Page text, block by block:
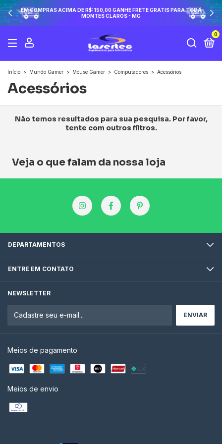
EM COMPRAS ACIMA DE R$: 150,00 GANHE FRETE GRATIS PARA TODA
MONTES CLAROS - MG
0
Início > Mundo Gamer > Mouse Gamer > Computadores > Acessórios
Acessórios
Não temos resultados para sua pesquisa. Por favor,
tente com outros filtros.
Veja o que falam da nossa loja
DEPARTAMENTOS
ENTRE EM CONTATO
NEWSLETTER
Meios de pagamento
Meios de envio